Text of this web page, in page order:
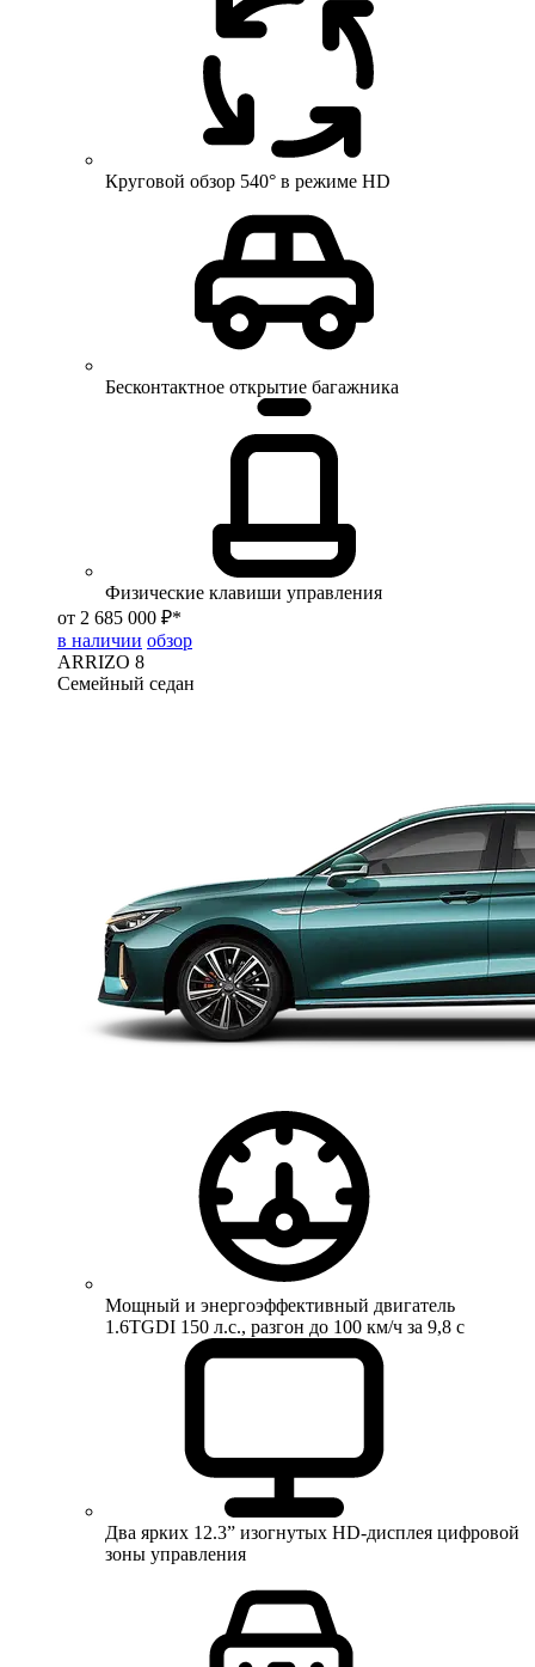
Круговой обзор 540° в режиме HD
Бесконтактное открытие багажника
Физические клавиши управления
от 2 685 000 ₽*
в наличии обзор
ARRIZO 8
Семейный седан
Мощный и энергоэффективный двигатель
1.6TGDI 150 л.с., разгон до 100 км/ч за 9,8 с
Два ярких 12.3” изогнутых HD-дисплея цифровой
зоны управления